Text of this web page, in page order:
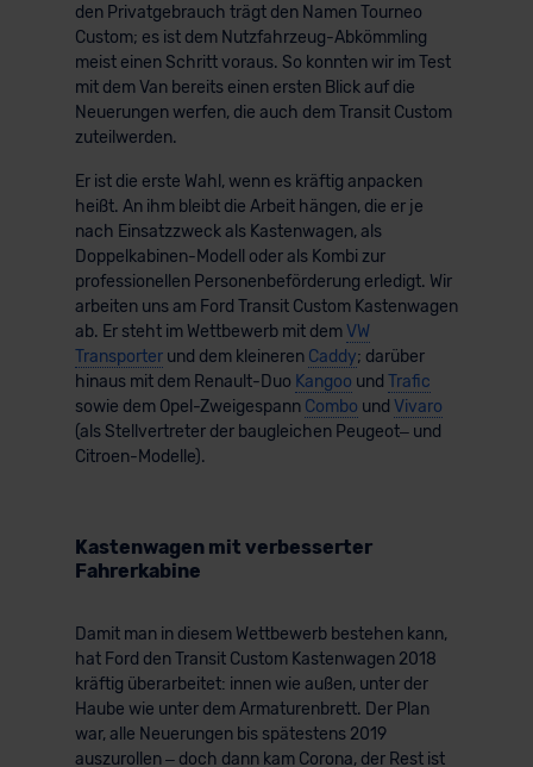
den Privatgebrauch trägt den Namen Tourneo
Custom; es ist dem Nutzfahrzeug-Abkömmling
meist einen Schritt voraus. So konnten wir im Test
mit dem Van bereits einen ersten Blick auf die
Neuerungen werfen, die auch dem Transit Custom
zuteilwerden.
Er ist die erste Wahl, wenn es kräftig anpacken
heißt. An ihm bleibt die Arbeit hängen, die er je
nach Einsatzzweck als Kastenwagen, als
Doppelkabinen-Modell oder als Kombi zur
professionellen Personenbeförderung erledigt. Wir
arbeiten uns am Ford Transit Custom Kastenwagen
ab. Er steht im Wettbewerb mit demVW
Transporterund dem kleineren Caddy; darüber
hinaus mit dem Renault-Duo Kangoo und Trafic
sowie dem Opel-Zweigespann Combo und Vivaro
(als Stellvertreter der baugleichen Peugeot– und
Citroen-Modelle).
Kastenwagen mit verbesserter
Fahrerkabine
Damit man in diesem Wettbewerb bestehen kann,
hat Ford den Transit Custom Kastenwagen 2018
kräftig überarbeitet: innen wie außen, unter der
Haube wie unter dem Armaturenbrett. Der Plan
war, alle Neuerungen bis spätestens 2019
auszurollen – doch dann kam Corona, der Rest ist